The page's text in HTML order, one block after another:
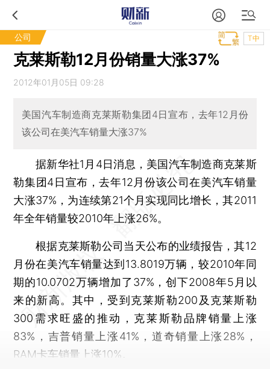
公司 T中
克莱斯勒12月份销量大涨37%
2012年01月05日 09:28
美国汽车制造商克莱斯勒集团4日宣布，去年12月份
该公司在美汽车销量大涨37%
据新华社1月4日消息，美国汽车制造商克莱斯
勒集团4日宣布，去年12月份该公司在美汽车销量
大涨37%，为连续第21个月实现同比增长，其2011
年全年销量较2010年上涨26%。
根据克莱斯勒公司当天公布的业绩报告，其12
月份在美汽车销量达到13.8019万辆，较2010年同
期的10.0702万辆增加了37%，创下2008年5月以
来的新高。其中，受到克莱斯勒200及克莱斯勒
300需求旺盛的推动，克莱斯勒品牌销量上涨
83%，吉普销量上涨41%，道奇销量上涨28%，
RAM卡车销量上涨10%。